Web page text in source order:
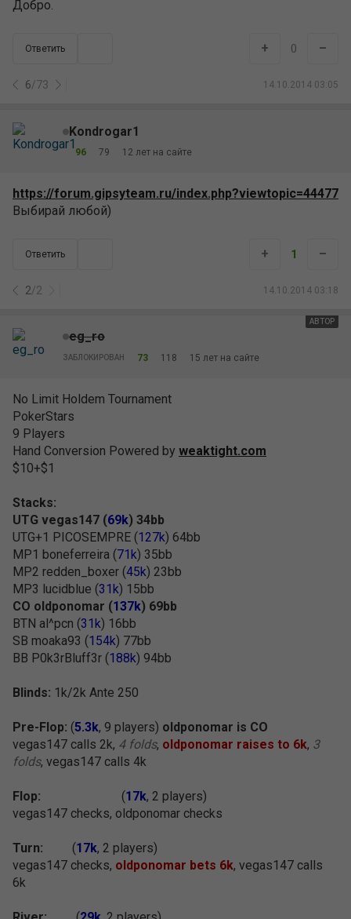
Добро.
Ответить
6/73 14.10.2014 03:05
+ 0 –
Kondrogar1
96 79 12 лет на сайте
https://forum.gipsyteam.ru/index.php?viewtopic=44477
Выбирай любой)
Ответить
2/2 14.10.2014 03:18
+ 1 –
АВТОР
eg_ro
ЗАБЛОКИРОВАН 73 118 15 лет на сайте
No Limit Holdem Tournament
PokerStars
9 Players
Hand Conversion Powered by weaktight.com
$10+$1
Stacks:
UTG vegas147 (69k) 34bb
UTG+1 PICOSEMPRE (127k) 64bb
MP1 boneferreira (71k) 35bb
MP2 redden_boxer (45k) 23bb
MP3 lucidblue (31k) 15bb
CO oldponomar (137k) 69bb
BTN al^pcn (31k) 16bb
SB moaka93 (154k) 77bb
BB P0k3rBluff3r (188k) 94bb
Blinds: 1k/2k Ante 250
Pre-Flop: (5.3k, 9 players) oldponomar is CO
vegas147 calls 2k, 4 folds, oldponomar raises to 6k, 3
folds, vegas147 calls 4k
Flop: (17k, 2 players)
vegas147 checks, oldponomar checks
Turn: (17k, 2 players)
vegas147 checks, oldponomar bets 6k, vegas147 calls
6k